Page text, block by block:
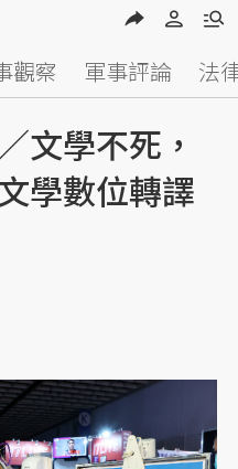
觀察 軍事評論 法
文學不死，
學數位轉譯